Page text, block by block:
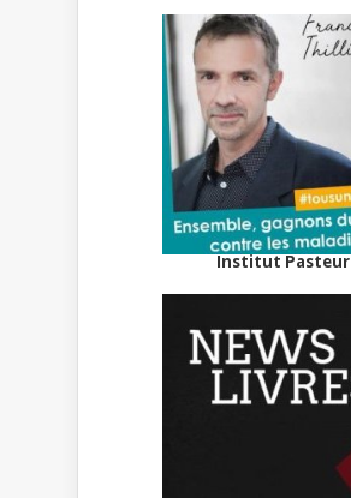
Institut Pasteur